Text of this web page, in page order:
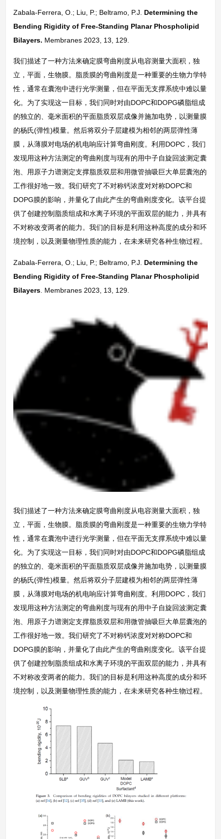
Zabala-Ferrera, O.; Liu, P.; Beltramo, P.J. Determining the
Bending Rigidity of Free-Standing Planar Phospholipid
Bilayers. Membranes 2023, 13, 129.
我们描述了一种方法来确定膜弯曲刚度从电容测量大面积，独
立，平面，生物膜。脂质膜的弯曲刚度是一种重要的生物力学特
性，通常在囊泡中进行光学测量，但在平面无支撑系统中难以量
化。为了实现这一目标，我们同时对由DOPC和DOPG磷脂组成
的独立的、毫米面积的平面脂质双层成像并施加电势，以测量膜
的杨氏(弹性)模量。然后将双分子层建模为相邻的两层弹性薄
膜，从薄膜对电场的机电响应计算弯曲刚度。利用DOPC，我们
发现用这种方法测定的弯曲刚度与现有的用中子自旋回波测定囊
泡、用原子力谱测定支撑脂质双层和用微管抽吸巨大单层囊泡的
工作很好地一致。我们研究了不对称钙浓度对对称DOPC和
DOPG膜的影响，并量化了由此产生的弯曲刚度变化。该平台提
供了创建控制脂质组成和水离子环境的平面双层的能力，并具有
不对称改变两者的能力。我们的目标是利用这种高度的成分和环
境控制，以及测量物理性质的能力，在未来研究各种生物过程。
Zabala-Ferrera, O.; Liu, P.; Beltramo, P.J. Determining the
Bending Rigidity of Free-Standing Planar Phospholipid
Bilayers . Membranes 2023, 13, 129.
我们描述了一种方法来确定膜弯曲刚度从电容测量大面积，独
立，平面，生物膜。脂质膜的弯曲刚度是一种重要的生物力学特
性，通常在囊泡中进行光学测量，但在平面无支撑系统中难以量
化。为了实现这一目标，我们同时对由DOPC和DOPG磷脂组成
的独立的、毫米面积的平面脂质双层成像并施加电势，以测量膜
的杨氏(弹性)模量。然后将双分子层建模为相邻的两层弹性薄
膜，从薄膜对电场的机电响应计算弯曲刚度。利用DOPC，我们
发现用这种方法测定的弯曲刚度与现有的用中子自旋回波测定囊
泡、用原子力谱测定支撑脂质双层和用微管抽吸巨大单层囊泡的
工作很好地一致。我们研究了不对称钙浓度对对称DOPC和
DOPG膜的影响，并量化了由此产生的弯曲刚度变化。该平台提
供了创建控制脂质组成和水离子环境的平面双层的能力，并具有
不对称改变两者的能力。我们的目标是利用这种高度的成分和环
境控制，以及测量物理性质的能力，在未来研究各种生物过程。